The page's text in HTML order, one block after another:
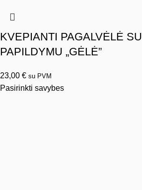
KVEPIANTI PAGALVĖLĖ SU
PAPILDYMU „GĖLĖ”
23,00 € su PVM
Pasirinkti savybes